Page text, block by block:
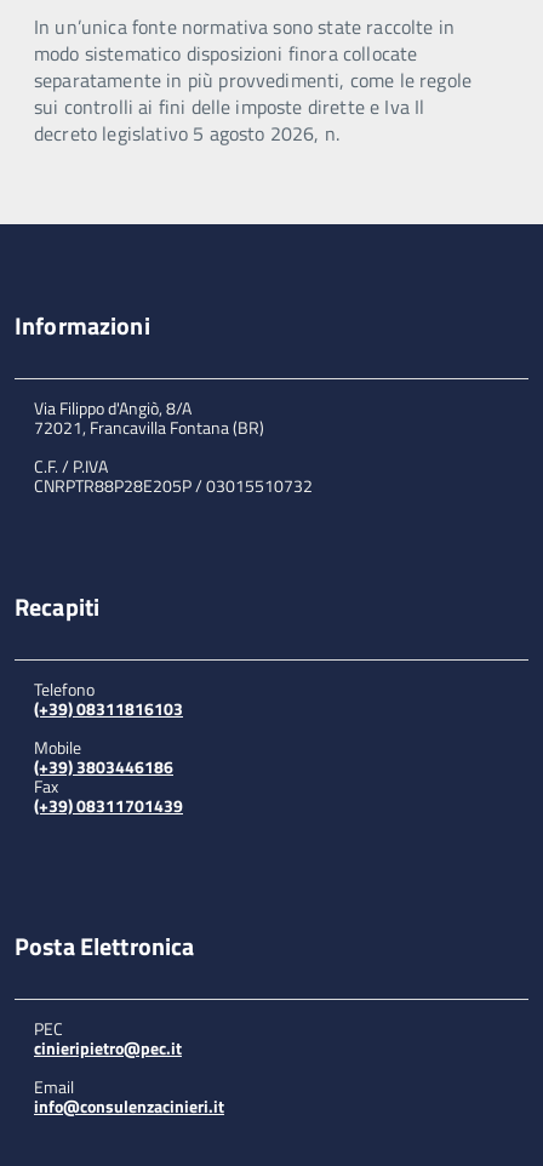
In un’unica fonte normativa sono state raccolte in
modo sistematico disposizioni finora collocate
separatamente in più provvedimenti, come le regole
sui controlli ai fini delle imposte dirette e Iva Il
decreto legislativo 5 agosto 2026, n.
Informazioni
Via Filippo d'Angiò, 8/A
72021, Francavilla Fontana (BR)
C.F. / P.IVA
CNRPTR88P28E205P / 03015510732
Recapiti
Telefono
(+39) 08311816103
Mobile
(+39) 3803446186
Fax
(+39) 08311701439
Posta Elettronica
PEC
cinieripietro@pec.it
Email
info@consulenzacinieri.it